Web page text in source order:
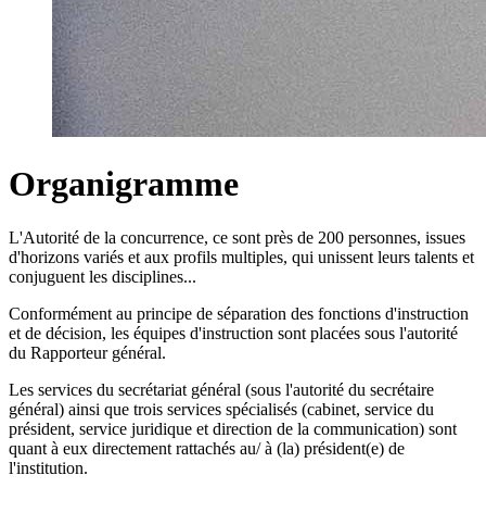
Organigramme
L'Autorité de la concurrence, ce sont près de 200 personnes, issues
d'horizons variés et aux profils multiples, qui unissent leurs talents et
conjuguent les disciplines...
Conformément au principe de séparation des fonctions d'instruction
et de décision, les équipes d'instruction sont placées sous l'autorité
du Rapporteur général.
Les services du secrétariat général (sous l'autorité du secrétaire
général) ainsi que trois services spécialisés (cabinet, service du
président, service juridique et direction de la communication) sont
quant à eux directement rattachés au/ à (la) président(e) de
l'institution.